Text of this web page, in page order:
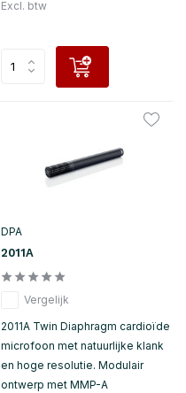
Excl. btw
DPA
2011A
Vergelijk
2011A Twin Diaphragm cardioïde
microfoon met natuurlijke klank
en hoge resolutie. Modulair
ontwerp met MMP-A